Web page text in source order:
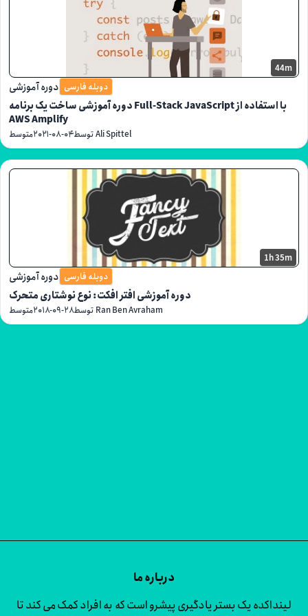
44m
دوره آموزشی دوبله فارسی
دوره آموزشی ساخت یک برنامه Full-Stack JavaScript با استفاده از
AWS Amplify
متوسط۲۰۲۱-۰۸-۰۴ توسط Ali Spittel
1h 35m
دوره آموزشی دوبله فارسی
دوره آموزشی افتر افکت: نوع نوشتاری متحرک
متوسط۲۰۱۸-۰۹-۲۸ توسط Ran Ben Avraham
درباره ما
لینداکده یک بستر یادگیری پیشرو است که به افراد کمک می کند تا